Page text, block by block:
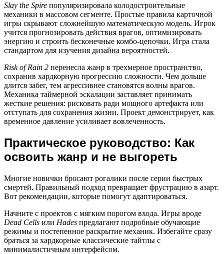
Slay the Spire популяризировала колодостроительные
механики в массовом сегменте. Простые правила карточной
игры скрывают сложнейшую математическую модель. Игрок
учится прогнозировать действия врагов, оптимизировать
энергию и строить бесконечные комбо-цепочки. Игра стала
стандартом для изучения дизайна вероятностей.
Risk of Rain 2 перенесла жанр в трехмерное пространство,
сохранив хардкорную прогрессию сложности. Чем дольше
длится забег, тем агрессивнее становятся волны врагов.
Механика таймерной эскалации заставляет принимать
жесткие решения: рисковать ради мощного артефакта или
отступать для сохранения жизни. Проект демонстрирует, как
временное давление усиливает вовлеченность.
Практическое руководство: Как
освоить жанр и не выгореть
Многие новички бросают рогалики после серии быстрых
смертей. Правильный подход превращает фрустрацию в азарт.
Вот рекомендации, которые помогут адаптироваться.
Начните с проектов с мягким порогом входа. Игры вроде
Dead Cells или Hades предлагают подробные обучающие
режимы и постепенное раскрытие механик. Избегайте сразу
браться за хардкорные классические тайтлы с
минималистичным интерфейсом.